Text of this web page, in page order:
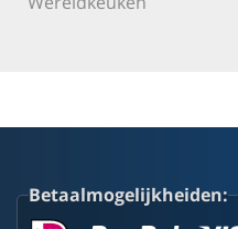
Betaalmogelijkheiden: